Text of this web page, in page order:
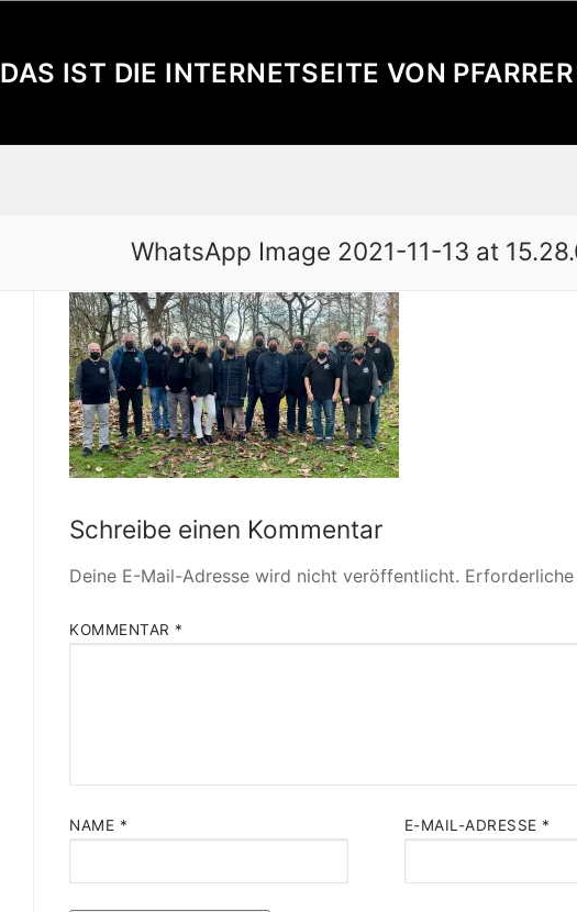
DAS IST DIE INTERNETSEITE VON
WhatsApp Image 2021-11-13 at
Schreibe einen Kommentar
Deine E-Mail-Adresse wird nicht veröffentlicht.
KOMMENTAR *
NAME * E-MAIL-ADRESSE *